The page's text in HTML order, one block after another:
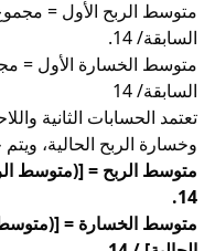
السابقة/ 14.
السابقة/ 14
تعتمد الحسابات الثانية
وخسارة الربح الحالية،
14.